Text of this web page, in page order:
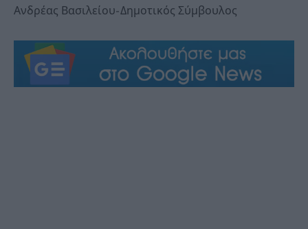
Ανδρέας Βασιλείου- Δημοτικός Σύμβουλος